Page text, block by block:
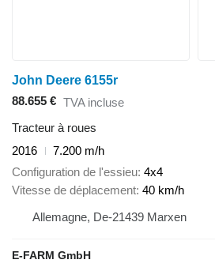
John Deere 6155r
88.655 € TVA incluse
Tracteur à roues
2016
7.200 m/h
Configuration de l'essieu 4x4
Vitesse de déplacement 40 km/h
Allemagne, De-21439 Marxen
E-FARM GmbH